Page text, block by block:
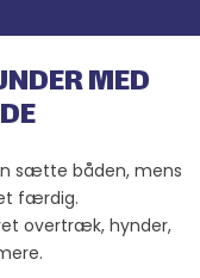
MED
sætte båden, mens
færdig.
overtræk, hynder,